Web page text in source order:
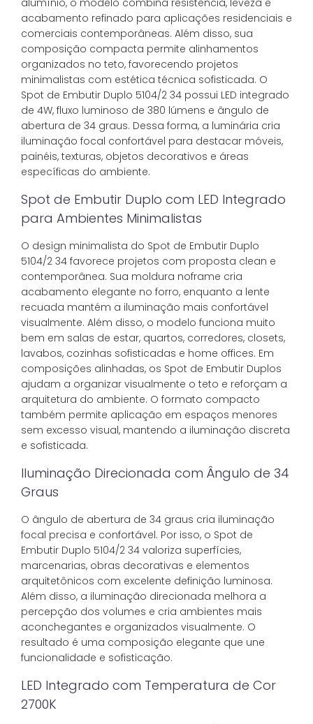
alumínio, o modelo combina resistência, leveza e
acabamento refinado para aplicações residenciais e
comerciais contemporâneas. Além disso, sua
composição compacta permite alinhamentos
organizados no teto, favorecendo projetos
minimalistas com estética técnica sofisticada. O
Spot de Embutir Duplo 5104/2 34 possui LED integrado
de 4W, fluxo luminoso de 380 lúmens e ângulo de
abertura de 34 graus. Dessa forma, a luminária cria
iluminação focal confortável para destacar móveis,
painéis, texturas, objetos decorativos e áreas
específicas do ambiente.
Spot de Embutir Duplo com LED Integrado
para Ambientes Minimalistas
O design minimalista do Spot de Embutir Duplo
5104/2 34 favorece projetos com proposta clean e
contemporânea. Sua moldura noframe cria
acabamento elegante no forro, enquanto a lente
recuada mantém a iluminação mais confortável
visualmente. Além disso, o modelo funciona muito
bem em salas de estar, quartos, corredores, closets,
lavabos, cozinhas sofisticadas e home offices. Em
composições alinhadas, os Spot de Embutir Duplos
ajudam a organizar visualmente o teto e reforçam a
arquitetura do ambiente. O formato compacto
também permite aplicação em espaços menores
sem excesso visual, mantendo a iluminação discreta
e sofisticada.
Iluminação Direcionada com Ângulo de 34
Graus
O ângulo de abertura de 34 graus cria iluminação
focal precisa e confortável. Por isso, o Spot de
Embutir Duplo 5104/2 34 valoriza superfícies,
marcenarias, obras decorativas e elementos
arquitetônicos com excelente definição luminosa.
Além disso, a iluminação direcionada melhora a
percepção dos volumes e cria ambientes mais
aconchegantes e organizados visualmente. O
resultado é uma composição elegante que une
funcionalidade e sofisticação.
LED Integrado com Temperatura de Cor
2700K